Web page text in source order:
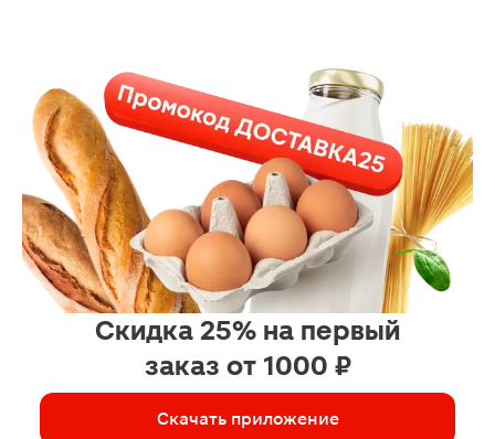
Скидка 25% на первый
заказ от 1000 ₽
Скачать приложение